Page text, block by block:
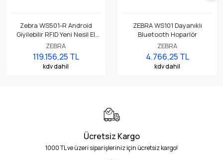
Zebra WS501-R Android
Giyilebilir RFID Yeni Nesil El
Terminali, Wearable
Computer
ZEBRA
119.156,25 TL
kdv dahil
ZEBRA WS101 Dayanıklı
Bluetooth Hoparlör
ZEBRA
4.766,25 TL
kdv dahil
Ücretsiz Kargo
1000 TL ve üzeri siparişleriniz için ücretsiz kargo!